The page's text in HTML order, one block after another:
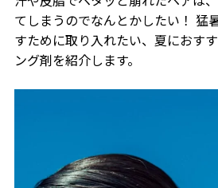
てしまうのでなんとかしたい！ 猛
すために取り入れたい、夏におす
ング剤を紹介します。